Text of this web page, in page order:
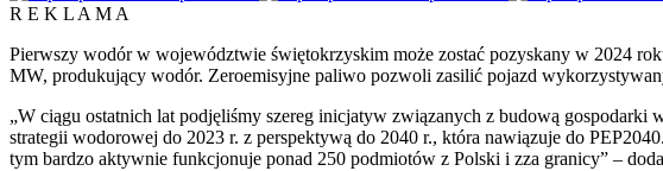
R E K L A M A
Pierwszy wodór w województwie świętokrzyskim może zostać pozyskany w 2024
MW, produkujący wodór. Zeroemisyjne paliwo pozwoli zasilić pojazd
„W ciągu ostatnich lat podjęliśmy szereg inicjatyw związanych z budową
strategii wodorowej do 2023 r. z perspektywą do 2040 r., która nawiązuje do
tym bardzo aktywnie funkcjonuje ponad 250 podmiotów z Polski i zza granicy” –